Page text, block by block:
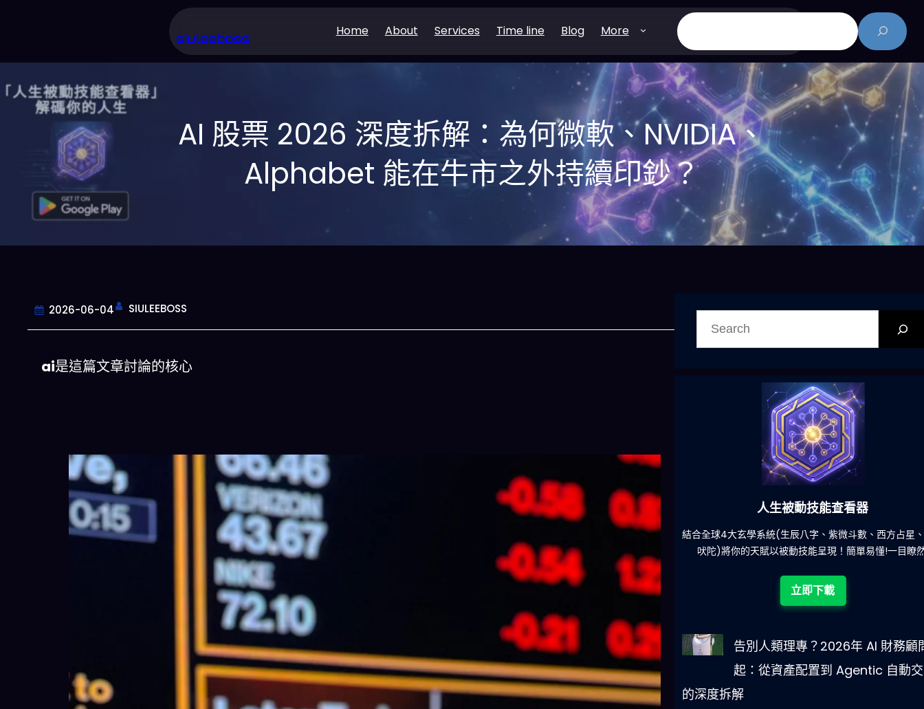
主
要
siuleeboss Home About Services Time line Blog More
搜
尋
AI 股票 2026 深度拆解：為何微軟、NVIDIA、
Alphabet 能在牛市之外持續印鈔？
2026-06-04 SIULEEBOSS
ai是這篇文章討論的核心
今晚吃什麽
一鍵配搭出三餸一湯的完美晚餐組合,以後免除晚餐吃什麽的煩
惱
人生被動技能查看器
結合全球4大玄學系統(生辰八字、紫微斗數、西方占星、印度
吠陀)將你的天賦以被動技能呈現！簡單易懂!一目瞭然!
立即下載
告別人類理專？2026年 AI 財務顧
起：從資產配置到 Agentic 自動
的深度拆解